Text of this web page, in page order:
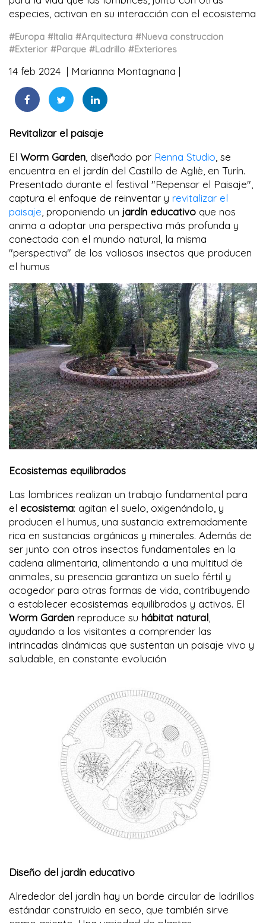
especies, activan en su interacción con el ecosistema
#Europa #Italia #Arquitectura #Nueva construccion
#Exterior #Parque #Ladrillo #Exteriores
14 feb 2024 Marianna Montagnana
Revitalizar el paisaje
El Worm Garden , diseñado por Renna Studio , se
encuentra en el jardín del Castillo de Agliè, en Turín.
Presentado durante el festival "Repensar el Paisaje",
captura el enfoque de reinventar y revitalizar el
paisaje , proponiendo un jardín educativo que nos
anima a adoptar una perspectiva más profunda y
conectada con el mundo natural, la misma
"perspectiva" de los valiosos insectos que producen
el humus
Ecosistemas equilibrados
Las lombrices realizan un trabajo fundamental para
el ecosistema: agitan el suelo, oxigenándolo, y
producen el humus, una sustancia extremadamente
rica en sustancias orgánicas y minerales. Además de
ser junto con otros insectos fundamentales en la
cadena alimentaria, alimentando a una multitud de
animales, su presencia garantiza un suelo fértil y
acogedor para otras formas de vida, contribuyendo
a establecer ecosistemas equilibrados y activos. El
Worm Garden reproduce su hábitat natural
ayudando a los visitantes a comprender las
intrincadas dinámicas que sustentan un paisaje vivo y
saludable, en constante evolución
Diseño del jardín educativo
Alrededor del jardín hay un borde circular de ladrillos
estándar construido en seco, que también sirve